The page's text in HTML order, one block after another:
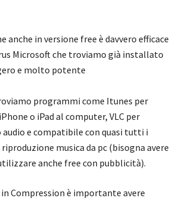
anche in versione free è davvero efficace
Microsoft che troviamo già installato
e molto potente
programmi come Itunes per
o iPad al computer, VLC per
audio e compatibile con quasi tutti i
musica da pc (bisogna avere
anche free con pubblicità).
Compression è importante avere